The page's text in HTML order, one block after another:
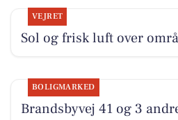
VEJRET
Sol og frisk luft over
BOLIGMARKED
Brandsbyvej 41 og 3